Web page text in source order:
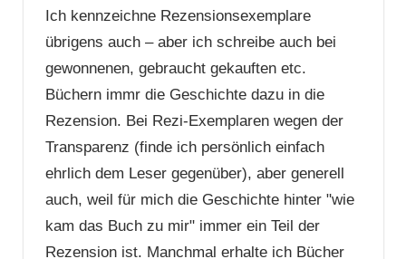
Ich kennzeichne Rezensionsexemplare
übrigens auch – aber ich schreibe auch bei
gewonnenen, gebraucht gekauften etc.
Büchern immr die Geschichte dazu in die
Rezension. Bei Rezi-Exemplaren wegen der
Transparenz (finde ich persönlich einfach
ehrlich dem Leser gegenüber), aber generell
auch, weil für mich die Geschichte hinter "wie
kam das Buch zu mir" immer ein Teil der
Rezension ist. Manchmal erhalte ich Bücher